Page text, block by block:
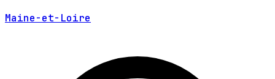
Maine-et-Loire